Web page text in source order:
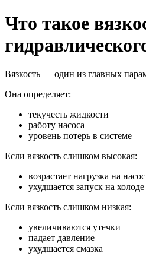
Что такое
Вязкость — один из главных
Она определяет:
текучесть жидкости
работу насоса
уровень потерь в системе
Если вязкость слишком высокая:
возрастает нагрузка на насос
ухудшается запуск на холоде
Если вязкость слишком низкая:
увеличиваются утечки
падает давление
ухудшается смазка